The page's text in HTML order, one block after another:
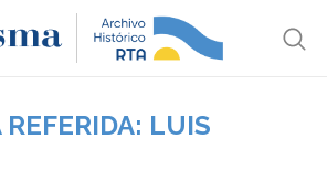
REFERIDA: LUIS